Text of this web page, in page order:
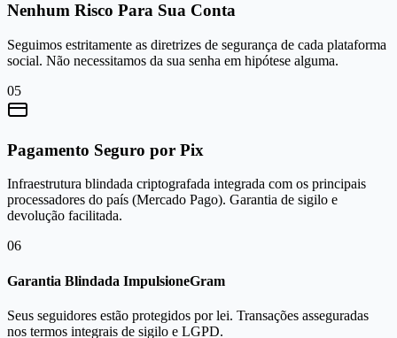
Nenhum Risco Para Sua Conta
Seguimos estritamente as diretrizes de segurança de cada plataforma
social. Não necessitamos da sua senha em hipótese alguma.
05
Pagamento Seguro por Pix
Infraestrutura blindada criptografada integrada com os principais
processadores do país (Mercado Pago). Garantia de sigilo e
devolução facilitada.
06
Garantia Blindada ImpulsioneGram
Seus seguidores estão protegidos por lei. Transações asseguradas
nos termos integrais de sigilo e LGPD.